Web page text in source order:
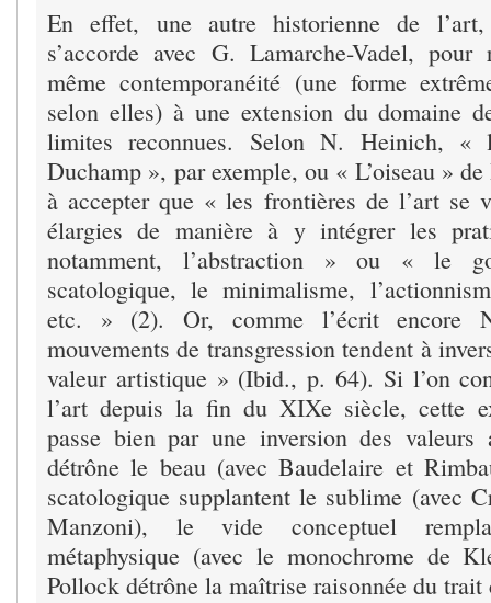
En effet, une autre historienne de
s’accorde avec G. Lamarche-Vadel,
même contemporanéité (une forme
selon elles) à une extension du domaine
limites reconnues. Selon N. Heinich, «
Duchamp », par exemple, ou « L’oiseau »
à accepter que « les frontières de l’art se
élargies de manière à y intégrer les
notamment, l’abstraction » ou « le
scatologique, le minimalisme,
etc. » (2). Or, comme l’écrit encore
mouvements de transgression tendent à
valeur artistique » (Ibid., p. 64). Si l’on
l’art depuis la fin du XIXe siècle, cette
passe bien par une inversion des
détrône le beau (avec Baudelaire et
scatologique supplantent le sublime (avec
Manzoni), le vide conceptuel
métaphysique (avec le monochrome de
Pollock détrône la maîtrise raisonnée du trait